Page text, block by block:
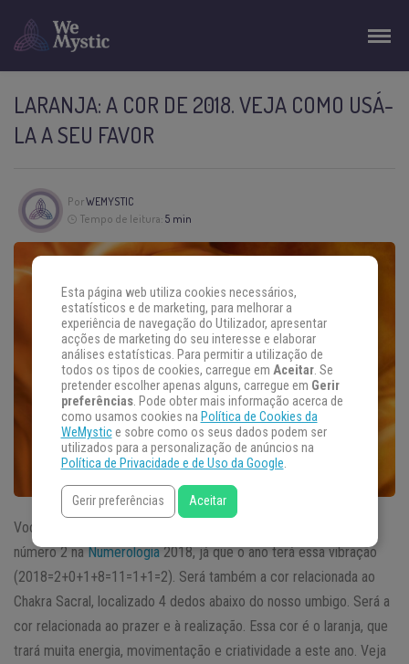
LARANJA: A COR DE 2018. VEJA COMO USÁ-
LA A SEU FAVOR
PorWEMYSTIC
Tempo de leitura: 5 min
Você sabe qual será a
número 2 naNumerologia2018, já que o ano terá essa vibração
(2018=2+0+1+8=11=1+1=2). Será também a cor relacionada ao
Chakra Sacral, localizado 4 dedos abaixo do nosso umbigo. Será a
cor relacionada ao prazer e à realização. Essa cor é o laranja, que
trará muita energia, movimentação e criatividade a este ano. Veja
Esta página web utiliza cookies necessários,
estatísticos e de marketing, para melhorar a
experiência de navegação do Utilizador, apresentar
acções de marketing do seu interesse e elaborar
análises estatísticas. Para permitir a utilização de
todos os tipos de cookies, carregue em Aceitar. Se
pretender escolher apenas alguns, carregue em Gerir
preferências. Pode obter mais informação acerca de
como usamos cookies na Política de Cookies da
WeMystice sobre como os seus dados podem ser
utilizados para a personalização de anúncios na
Política de Privacidade e de Uso da Google.
Gerir preferências Aceitar